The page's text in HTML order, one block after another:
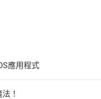
應用程式
！